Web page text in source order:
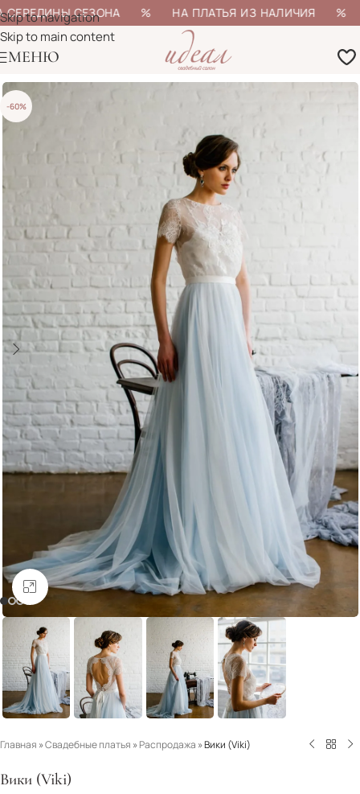
СЕЗОНА % НА ПЛАТЬЯ ИЗ НАЛИЧИЯ %
Skip to navigation
Skip to main content
МЕНЮ
-60%
Увеличить
Главная »Свадебные платья »Распродажа »Вики (Viki)
Вики (Viki)